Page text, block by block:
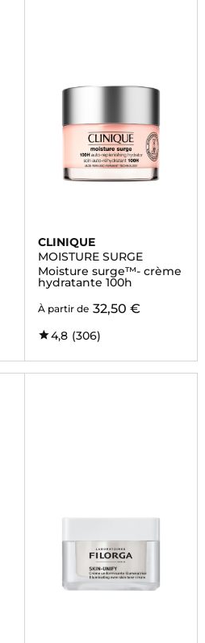
CLINIQUE
MOISTURE SURGE
Moisture surge™- crème
hydratante 100h
À partir de 32,50 €
4,8 (306)